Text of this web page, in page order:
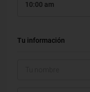
10:00 am
Tu información